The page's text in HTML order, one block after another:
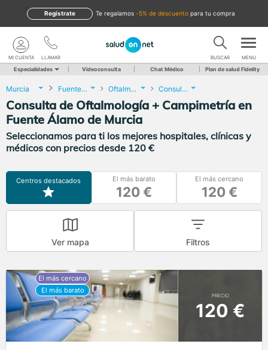
te regalamos -5% de descuento para tu compra
Regístrate
LLAMAR
MI CUENTA BUSCAR MENU
Especialidades Videoconsulta Chat Médico Plan de salud Fidelity
Murcia Fuente Álamo de Murcia Oftalmología Consulta de Oftalmología + Campimetría
Consulta de Oftalmología + Campimetría en
Fuente Álamo de Murcia
Seleccionamos para ti los mejores hospitales, clínicas y
médicos con precios desde 120 €
Centros destacados El más barato
120 €
El más cercano
120 €
Ver mapa Filtros
PRECIO
120 €